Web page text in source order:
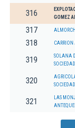
316
GOMEZ
317
318 CARRION
319
SOLANA
320
321
LAS